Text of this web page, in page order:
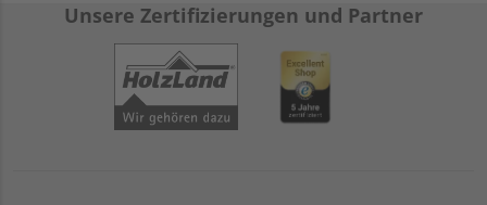
Unsere Zertifizierungen und Partner